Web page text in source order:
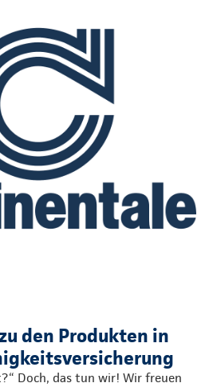
den Produkten in
Doch, das tun wir! Wir freuen